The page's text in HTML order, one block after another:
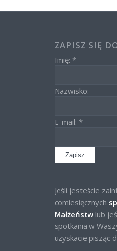
ZAPISZ SIĘ
Imię: *
Nazwisko:
E-mail: *
Jeśli jesteście
comiesięcznych
Małżeństw lub
spotkania w
uzyskacie pisząc